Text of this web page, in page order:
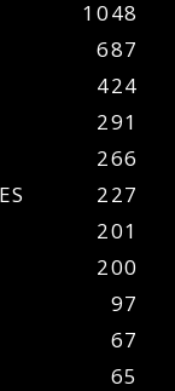
1048
687
424
291
266
227
201
200
97
67
65